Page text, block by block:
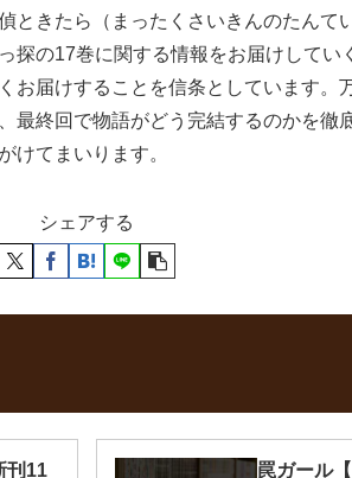
きたら（まったくさいきんのたんて
の17巻に関する情報をお届けして
お届けすることを信条としています
終回で物語がどう完結するのかを徹
けてまいります。
シェアする
刊11 罠ガール